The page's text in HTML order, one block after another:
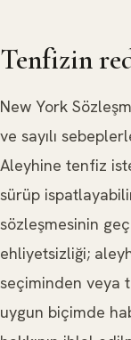
Tenfizin
New York
ve sayılı
Aleyhine tenfiz
sürüp
sözleşmesinin
ehliyetsizliği;
seçiminden veya
uygun biçimde